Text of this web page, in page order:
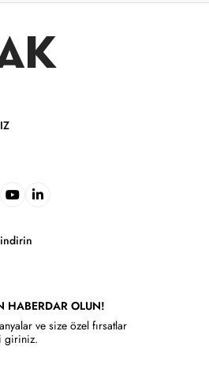
indirin
HABERDAR OLUN!
ve size özel fırsatlar
giriniz.